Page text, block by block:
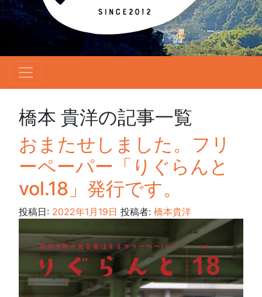
橋本 貴洋の記事一覧
おまたせしました。フリ
ーペーパー「りぐらんと
vol.18」発行です。
投稿日: 2022年1月19日 投稿者: 橋本貴洋